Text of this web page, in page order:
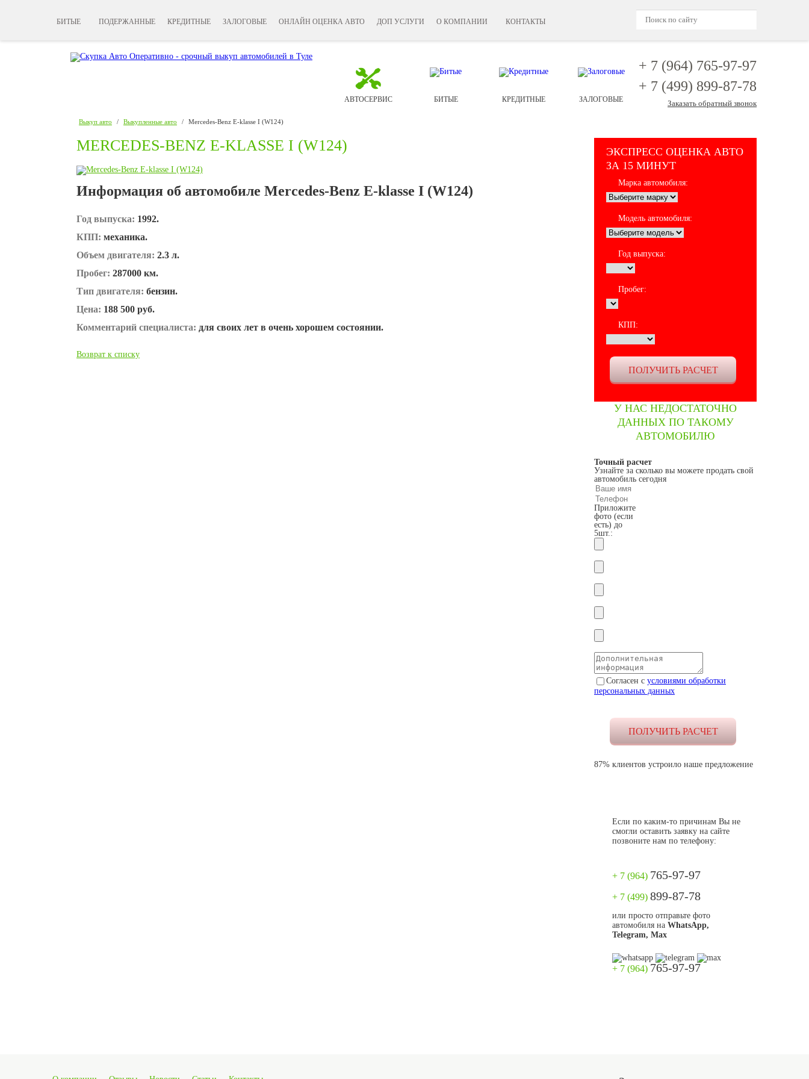
БИТЫЕ ПОДЕРЖАННЫЕ КРЕДИТНЫЕ ЗАЛОГОВЫЕ ОНЛАЙН ОЦЕНКА АВТО ДОП УСЛУГИ О КОМПАНИИ КОНТАКТЫ
+ 7 (964) 765-97-97
+ 7 (499) 899-87-78
Заказать обратный звонок
АВТОСЕРВИС БИТЫЕ КРЕДИТНЫЕ ЗАЛОГОВЫЕ
Выкуп авто / Выкупленные авто / Mercedes-Benz E-klasse I (W124)
ЭКСПРЕСС ОЦЕНКА АВТО
ЗА 15 МИНУТ
Марка автомобиля:
Модель автомобиля:
Год выпуска:
Пробег:
КПП:
У НАС НЕДОСТАТОЧНО
ДАННЫХ ПО ТАКОМУ
АВТОМОБИЛЮ
Точный расчет
Узнайте за сколько вы можете продать свой
автомобиль сегодня
Приложите
фото (если
есть) до
5шт.:
Согласен с условиями обработки
персональных данных
87% клиентов устроило наше предложение
Если по каким-то причинам Вы не
смогли оставить заявку на сайте
позвоните нам по телефону:
+ 7 (964) 765-97-97
+ 7 (499) 899-87-78
или просто отправьте фото
автомобиля на WhatsApp,
Telegram, Max
+ 7 (964) 765-97-97
MERCEDES-BENZ E-KLASSE I (W124)
Информация об автомобиле Mercedes-Benz E-klasse I (W124)
Год выпуска: 1992.
КПП: механика.
Объем двигателя: 2.3 л.
Пробег: 287000 км.
Тип двигателя: бензин.
Цена: 188 500 руб.
Комментарий специалиста: для своих лет в очень хорошем состоянии.
Возврат к списку